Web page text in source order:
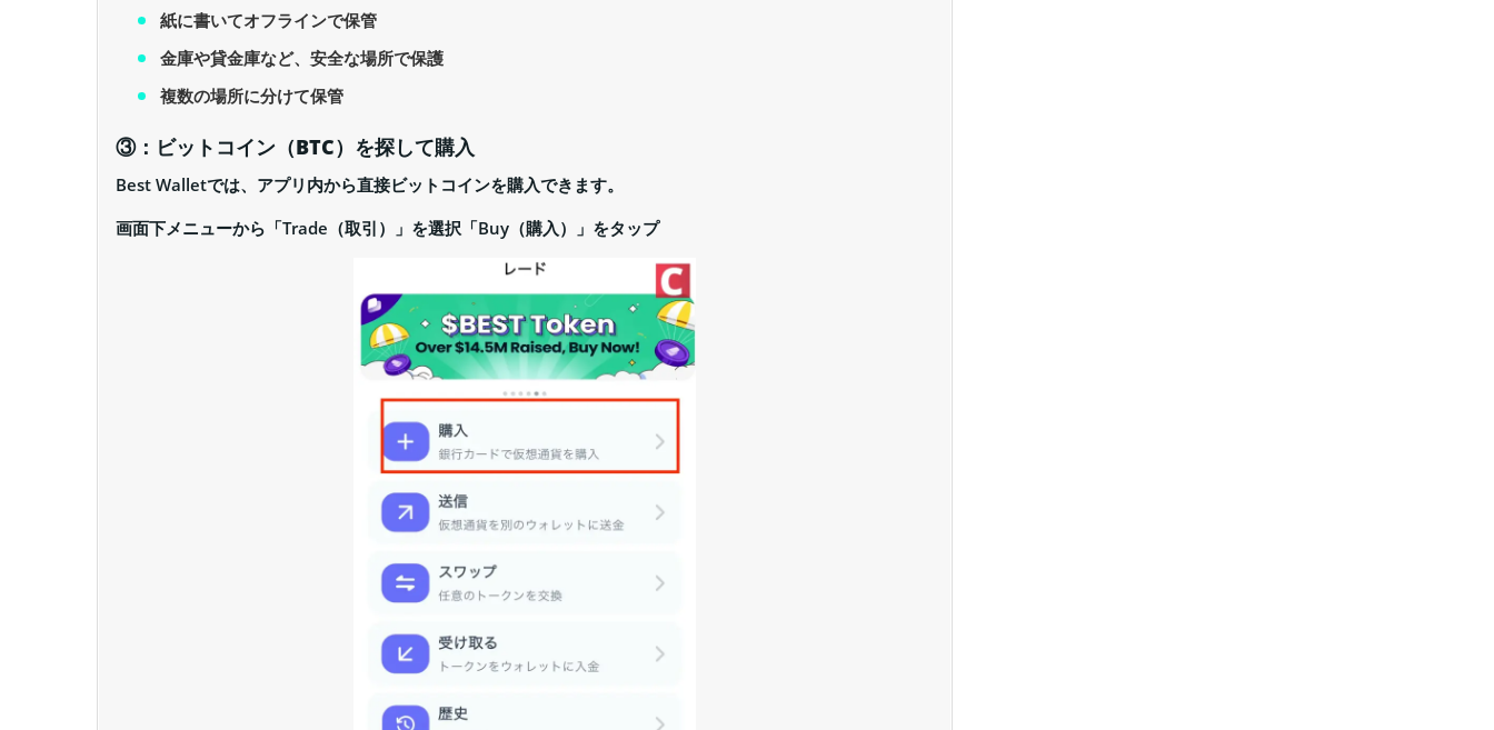
紙に書いてオフラインで保管
金庫や貸金庫など、安全な場所で保護
複数の場所に分けて保管
③：ビットコイン（BTC）を探して購入
Best Walletでは、アプリ内から直接ビットコインを購入できます。
画面下メニューから「Trade（取引）」を選択「Buy（購入）」をタップ